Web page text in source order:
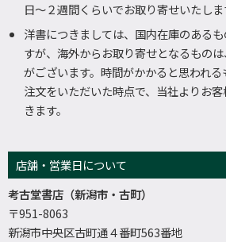
日～２週間くらいでお取り寄せいたしま
洋書につきましては、国内在庫のある
すが、海外からお取り寄せとなるもの
がございます。時間がかかると思われ
注文をいただいた時点で、当社よりお
きます。
店舗・営業日について
考古堂書店（新潟市・古町）
〒951-8063
新潟市中央区古町通４番町563番地